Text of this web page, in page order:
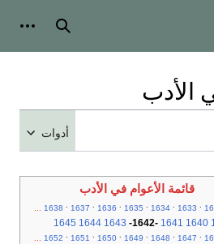
بحث
أدوات
قائمة الأعوام في الأدب
1633
1634
1635
1636
1637
1638
...
1640
1641
-
1642
-
1643
1644
1645
1647
1648
1649
1650
1651
1652
...